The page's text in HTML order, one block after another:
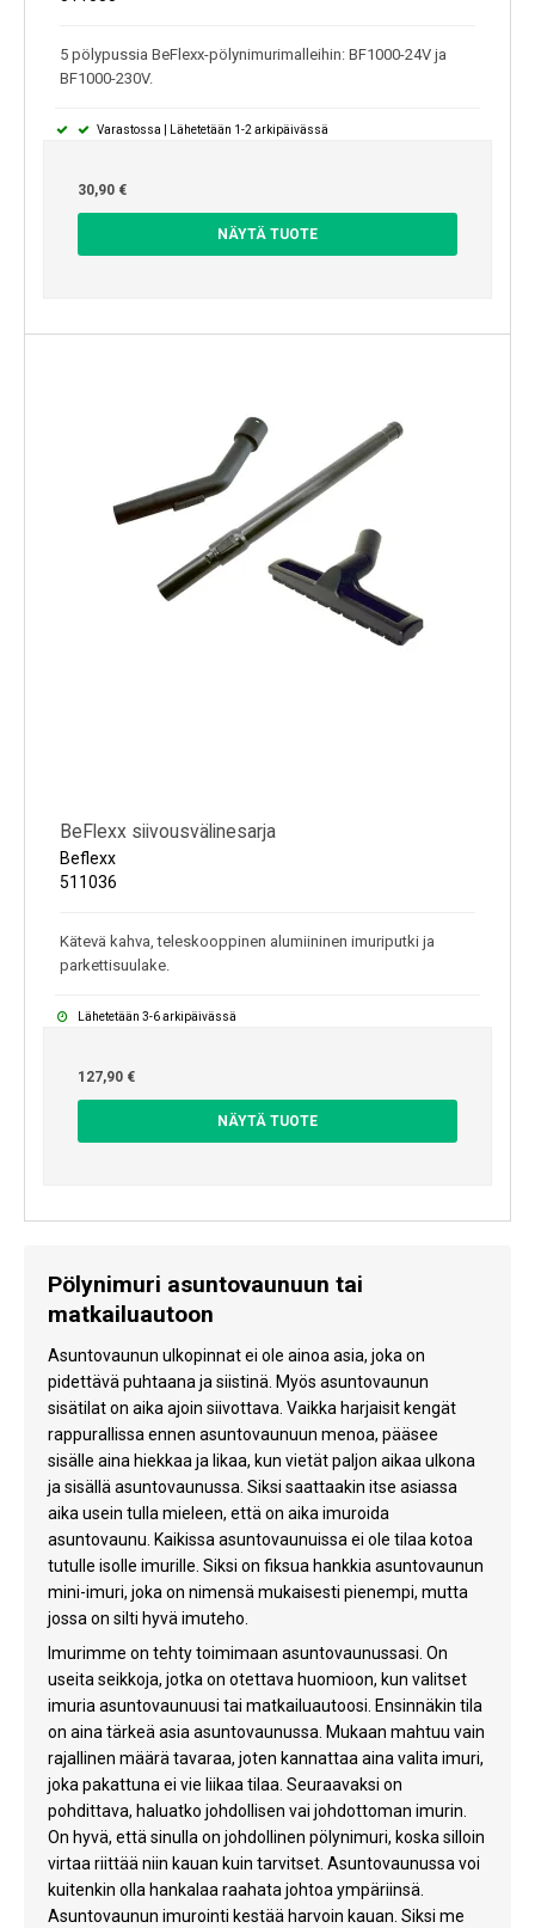
5 pölypussia BeFlexx-pölynimurimalleihin: BF1000-24V ja
BF1000-230V.
Varastossa | Lähetetään 1-2 arkipäivässä
30,90 €
NÄYTÄ TUOTE
BeFlexx siivousvälinesarja
Beflexx
511036
Kätevä kahva, teleskooppinen alumiininen imuriputki ja
parkettisuulake.
Lähetetään 3-6 arkipäivässä
127,90 €
NÄYTÄ TUOTE
Pölynimuri asuntovaunuun tai
matkailuautoon
Asuntovaunun ulkopinnat ei ole ainoa asia, joka on
pidettävä puhtaana ja siistinä. Myös asuntovaunun
sisätilat on aika ajoin siivottava. Vaikka harjaisit kengät
rappurallissa ennen asuntovaunuun menoa, pääsee
sisälle aina hiekkaa ja likaa, kun vietät paljon aikaa ulkona
ja sisällä asuntovaunussa. Siksi saattaakin itse asiassa
aika usein tulla mieleen, että on aika imuroida
asuntovaunu. Kaikissa asuntovaunuissa ei ole tilaa kotoa
tutulle isolle imurille. Siksi on fiksua hankkia asuntovaunun
mini-imuri, joka on nimensä mukaisesti pienempi, mutta
jossa on silti hyvä imuteho.
Imurimme on tehty toimimaan asuntovaunussasi. On
useita seikkoja, jotka on otettava huomioon, kun valitset
imuria asuntovaunuusi tai matkailuautoosi. Ensinnäkin tila
on aina tärkeä asia asuntovaunussa. Mukaan mahtuu vain
rajallinen määrä tavaraa, joten kannattaa aina valita imuri,
joka pakattuna ei vie liikaa tilaa. Seuraavaksi on
pohdittava, haluatko johdollisen vai johdottoman imurin.
On hyvä, että sinulla on johdollinen pölynimuri, koska silloin
virtaa riittää niin kauan kuin tarvitset. Asuntovaunussa voi
kuitenkin olla hankalaa raahata johtoa ympäriinsä.
Asuntovaunun imurointi kestää harvoin kauan. Siksi me